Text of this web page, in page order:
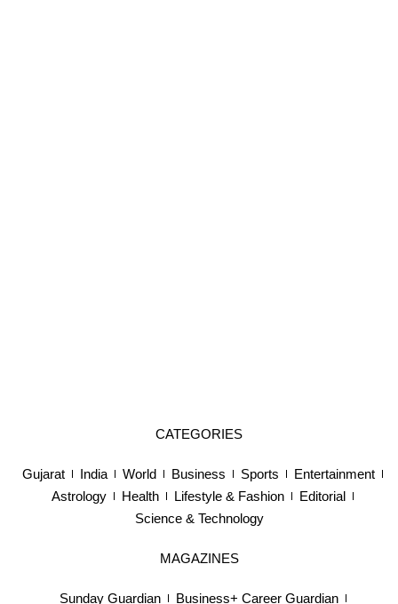
CATEGORIES
Gujarat India World Business Sports
Entertainment
Astrology
Health Lifestyle & Fashion
Editorial
Science & Technology
MAGAZINES
Sunday Guardian Business+ Career Guardian